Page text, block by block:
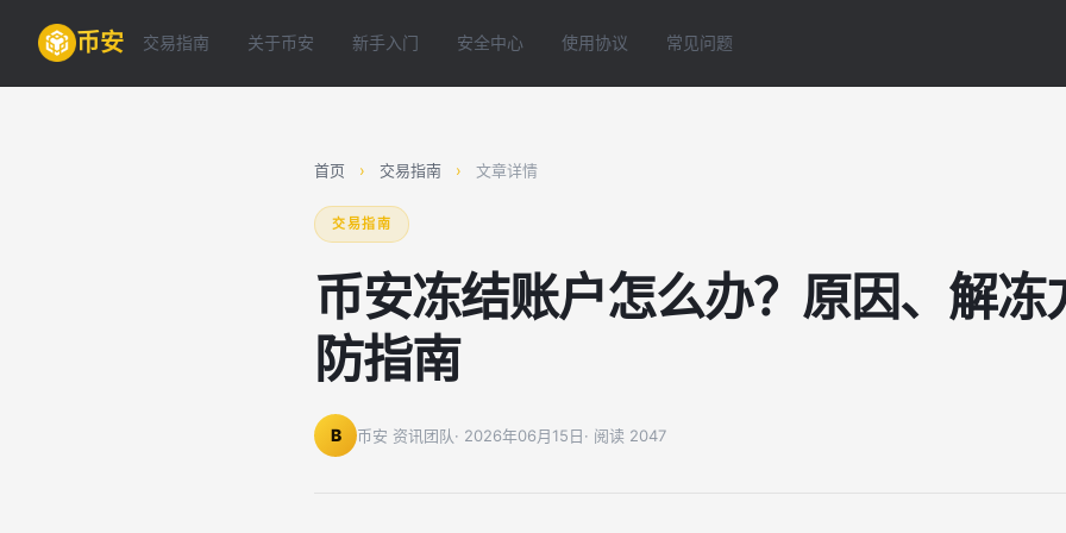
币安 交易指南 关于币安 新手入门 安全中心 使用协议 常见问题
首页 › 交易指南 › 文章详情
交易指南
币安冻结账户怎么办？原因、解冻
防指南
B 币安 资讯团队· 2026年06月15日· 阅读 2047